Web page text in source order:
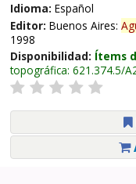
Idioma: Español
Editor: Buenos Aires:
1998
Disponibilidad: Ítems
topográfica: 621.374.5/